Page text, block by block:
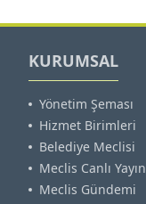
KURUMSAL
Yönetim Şeması
Hizmet Birimleri
Belediye Meclisi
Meclis Canlı Yayın
Meclis Gündemi